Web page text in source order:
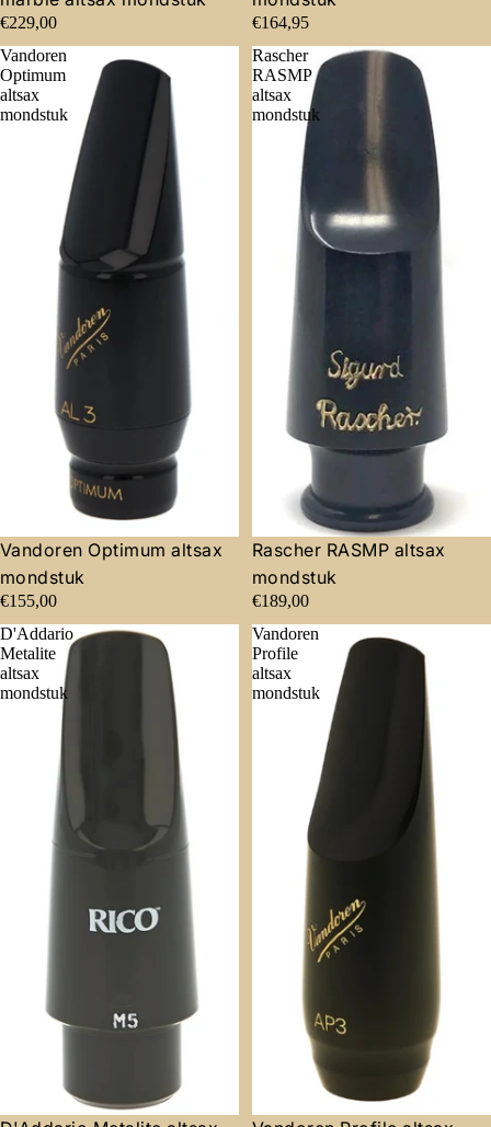
€229,00
€164,95
Vandoren
Optimum
altsax
mondstuk
Vandoren Optimum altsax
mondstuk
€155,00
Rascher
RASMP
altsax
mondstuk
Rascher RASMP altsax
mondstuk
€189,00
D'Addario
Metalite
altsax
mondstuk
Vandoren
Profile
altsax
mondstuk